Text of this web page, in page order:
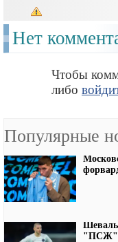
Нет
Чтобы
либо
Популярные
"ПСЖ"